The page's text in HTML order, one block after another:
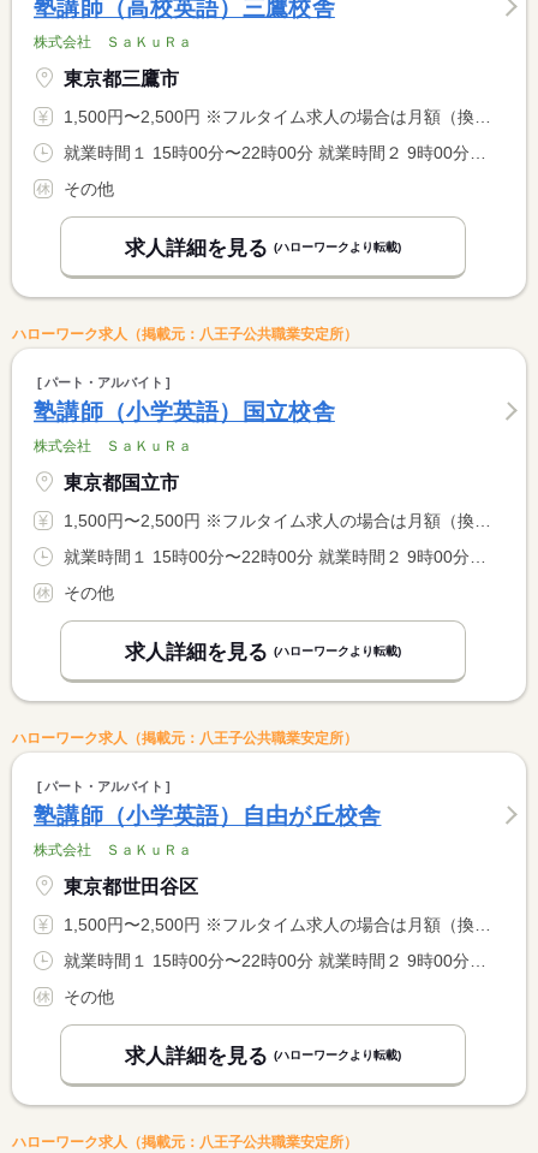
塾講師（高校英語）三鷹校舎
株式会社 ＳａＫｕＲａ
東京都三鷹市
1,500円〜2,500円 ※フルタイム求人の場合は月額（換算額）、パート求人の場合は時間額を表示しています。
就業時間１ 15時00分〜22時00分 就業時間２ 9時00分〜22時00分 就業時間に関する特記事項 開塾時間：平日は（１）、土・日は（２） <BR> <BR> ＊９：００〜２２：００の間の実働２〜８時間程度（応相談）
その他
求人詳細を見る (ハローワークより転載)
ハローワーク求人（掲載元：八王子公共職業安定所）
パート・アルバイト
塾講師（小学英語）国立校舎
株式会社 ＳａＫｕＲａ
東京都国立市
1,500円〜2,500円 ※フルタイム求人の場合は月額（換算額）、パート求人の場合は時間額を表示しています。
就業時間１ 15時00分〜22時00分 就業時間２ 9時00分〜22時00分 就業時間に関する特記事項 開塾時間：平日は（１）、土・日は（２） <BR> <BR> ＊９：００〜２２：００の間の実働２〜８時間程度（応相談）
その他
求人詳細を見る (ハローワークより転載)
ハローワーク求人（掲載元：八王子公共職業安定所）
パート・アルバイト
塾講師（小学英語）自由が丘校舎
株式会社 ＳａＫｕＲａ
東京都世田谷区
1,500円〜2,500円 ※フルタイム求人の場合は月額（換算額）、パート求人の場合は時間額を表示しています。
就業時間１ 15時00分〜22時00分 就業時間２ 9時00分〜22時00分 就業時間に関する特記事項 開塾時間：平日は（１）、土・日は（２） <BR> <BR> ＊９：００〜２２：００の間の実働２〜８時間程度（応相談）
その他
求人詳細を見る (ハローワークより転載)
ハローワーク求人（掲載元：八王子公共職業安定所）